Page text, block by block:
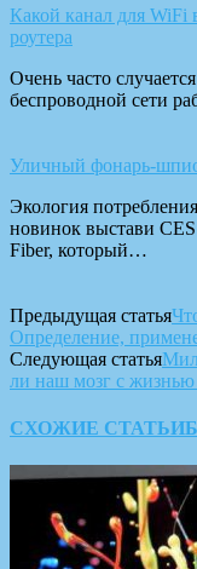
Какой канал для WiFi
роутера
Очень часто
беспроводной сети
Уличный фонарь-
Экология
новинок выстави CES
Fiber, который…
Предыдущая статья
Определение,
Следующая статья
ли наш мозг с жизнью
СХОЖИЕ СТАТЬИ